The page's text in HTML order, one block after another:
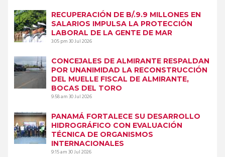
RECUPERACIÓN DE B/.9.9 MILLONES EN
SALARIOS IMPULSA LA PROTECCIÓN
LABORAL DE LA GENTE DE MAR
3:05 pm30 Jul 2026
CONCEJALES DE ALMIRANTE RESPALDAN
POR UNANIMIDAD LA RECONSTRUCCIÓN
DEL MUELLE FISCAL DE ALMIRANTE,
BOCAS DEL TORO
9:58 am30 Jul 2026
PANAMÁ FORTALECE SU DESARROLLO
HIDROGRÁFICO CON EVALUACIÓN
TÉCNICA DE ORGANISMOS
INTERNACIONALES
9:15 am30 Jul 2026